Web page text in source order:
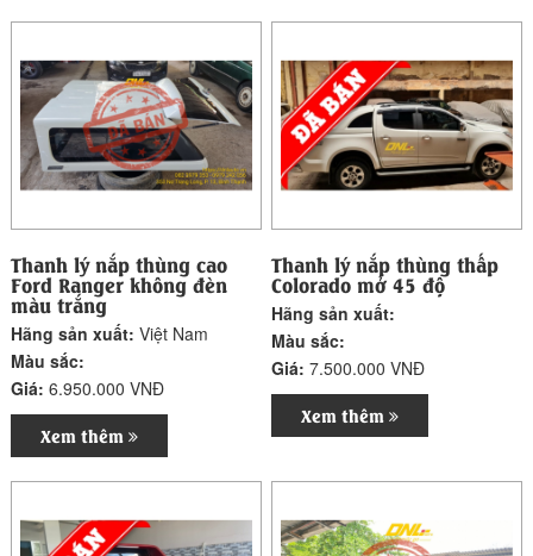
Thanh lý nắp thùng cao
Ford Ranger không đèn
màu trắng
Hãng sản xuất:Việt Nam
Màu sắc:
Giá:6.950.000 VNĐ
Xem thêm
Thanh lý nắp thùng thấp
Colorado mở 45 độ
Hãng sản xuất:
Màu sắc:
Giá:7.500.000 VNĐ
Xem thêm